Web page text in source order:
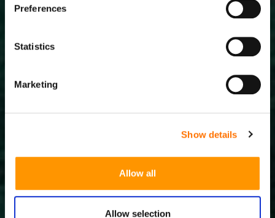
Preferences
Statistics
Marketing
Show details
Allow all
Allow selection